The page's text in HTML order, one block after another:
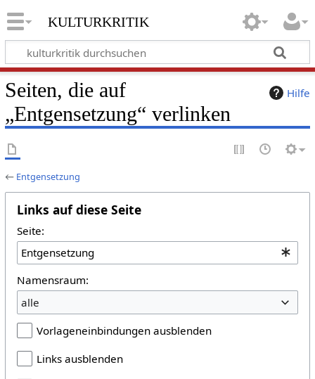
kulturkritik
Hilfe
Seiten, die auf
„Entgensetzung“ verlinken
← Entgensetzung
Links auf diese Seite
Seite:
Namensraum:
alle
Vorlageneinbindungen ausblenden
Links ausblenden